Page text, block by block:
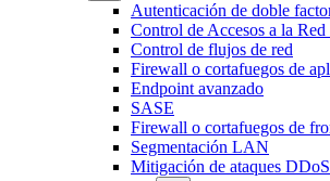
Autenticación de doble
Control de Accesos a la
Control de flujos de red
Firewall o cortafuegos de
Endpoint avanzado
SASE
Firewall o cortafuegos de
Segmentación LAN
Mitigación de ataques DDoS